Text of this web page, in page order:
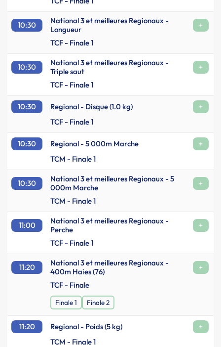
10:30
National 3 et meilleures Regionaux -
Longueur
+
TCF - Finale 1
10:30
National 3 et meilleures Regionaux -
Triple saut
+
TCF - Finale 1
10:30 Regional - Disque (1.0 kg)
+
TCF - Finale 1
10:30 Regional - 5 000m Marche
+
TCM - Finale 1
10:30
National 3 et meilleures Regionaux - 5
000m Marche
+
TCM - Finale 1
11:00
National 3 et meilleures Regionaux -
Perche
+
TCF - Finale 1
11:20
National 3 et meilleures Regionaux -
400m Haies (76)
+
TCF - Finale
Finale 1 Finale 2
11:20 Regional - Poids (5 kg)
+
TCM - Finale 1